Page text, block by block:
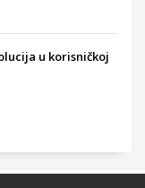
u korisničkoj